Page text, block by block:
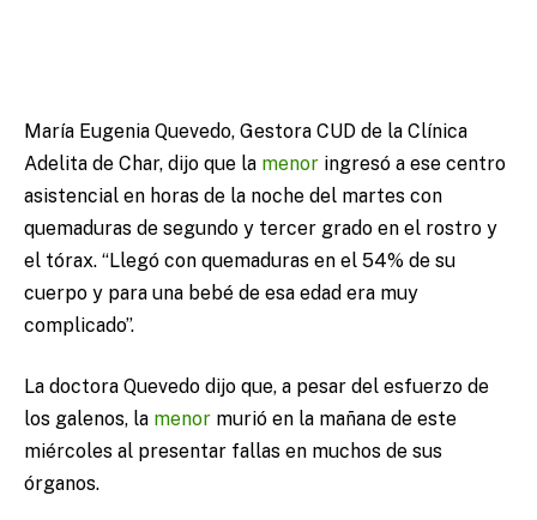
María Eugenia Quevedo, Gestora CUD de la Clínica
Adelita de Char, dijo que la menor ingresó a ese centro
asistencial en horas de la noche del martes con
quemaduras de segundo y tercer grado en el rostro y
el tórax. “Llegó con quemaduras en el 54% de su
cuerpo y para una bebé de esa edad era muy
complicado”.
La doctora Quevedo dijo que, a pesar del esfuerzo de
los galenos, la menor murió en la mañana de este
miércoles al presentar fallas en muchos de sus
órganos.